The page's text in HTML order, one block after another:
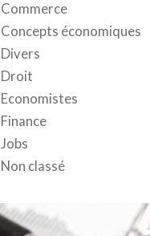
Commerce
Concepts économiques
Divers
Droit
Economistes
Finance
Jobs
Non classé